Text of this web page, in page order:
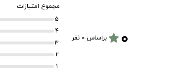
۰ starبراساس 0 نفر
مجموع امتیازات
5
4
3
2
1